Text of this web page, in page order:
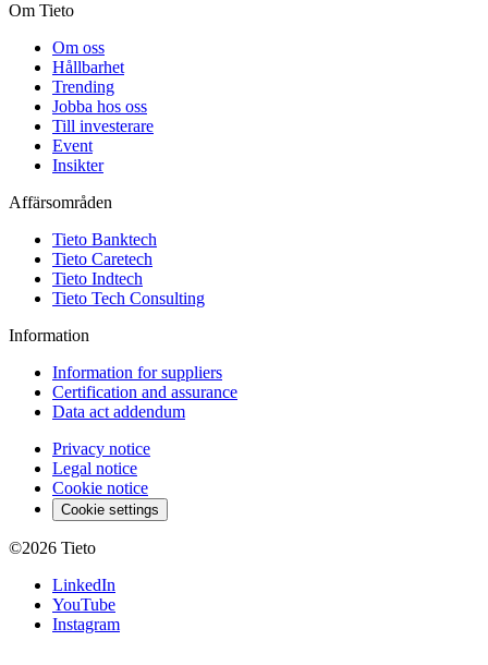
Om Tieto
Om oss
Hållbarhet
Trending
Jobba hos oss
Till investerare
Event
Insikter
Affärsområden
Tieto Banktech
Tieto Caretech
Tieto Indtech
Tieto Tech Consulting
Information
Information for suppliers
Certification and assurance
Data act addendum
Privacy notice
Legal notice
Cookie notice
Cookie settings
©2026 Tieto
LinkedIn
YouTube
Instagram